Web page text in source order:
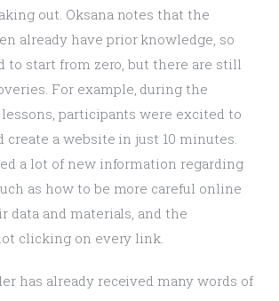
out. Oksana notes that the
already have prior knowledge, so
to start from zero, but there are still
For example, during the
participants were excited to
create a website in just 10 minutes.
a lot of new information regarding
as how to be more careful online
data and materials, and the
clicking on every link.
has already received many words of